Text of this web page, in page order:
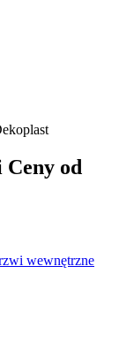
od
wewnętrzne